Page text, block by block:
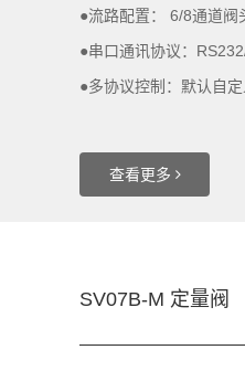
●流路配置： 6/8通道阀
●串口通讯协议：
●多协议控制：默认自
查看更多
SV07B-M 定量阀